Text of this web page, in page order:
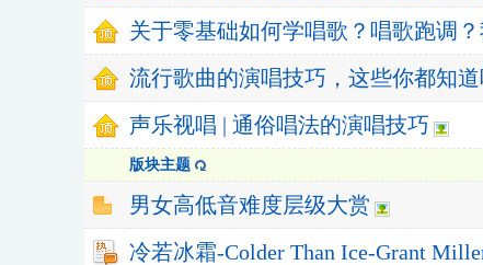
关于零基础如何学唱歌？唱歌跑调
流行歌曲的演唱技巧，这些你都知道
声乐视唱 | 通俗唱法的演唱技巧
版块主题
男女高低音难度层级大赏
冷若冰霜-Colder Than Ice-Grant